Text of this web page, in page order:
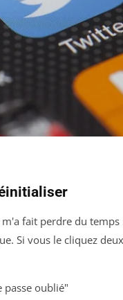
fait perdre du temps
Si vous le cliquez
passe oublié"